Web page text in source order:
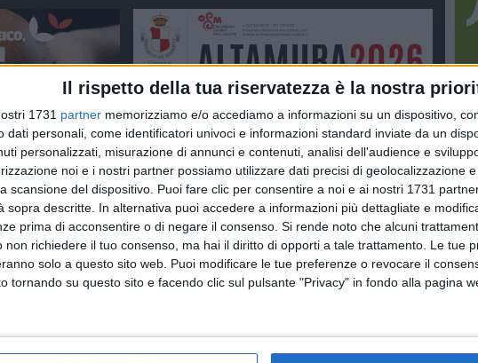
Il rispetto della tua riservatezza è la nostra
1731 partner memorizziamo e/o accediamo a informazioni su un dispositivo,
dati personali, come identificatori univoci e informazioni standard inviate da un
personalizzati, misurazione di annunci e contenuti, analisi dell'audience e
noi e i nostri partner possiamo utilizzare dati precisi di geolocalizzazione
scansione del dispositivo. Puoi fare clic per consentire a noi e ai nostri 1731
sopra descritte. In alternativa puoi accedere a informazioni più dettagliate e
prima di acconsentire o di negare il consenso. Si rende noto che alcuni
non richiedere il tuo consenso, ma hai il diritto di opporti a tale trattamento. Le tue
solo a questo sito web. Puoi modificare le tue preferenze o revocare il
tornando su questo sito e facendo clic sul pulsante "Privacy" in fondo alla pagina
PER L'INFANZIA E L'ADOLESCENZA